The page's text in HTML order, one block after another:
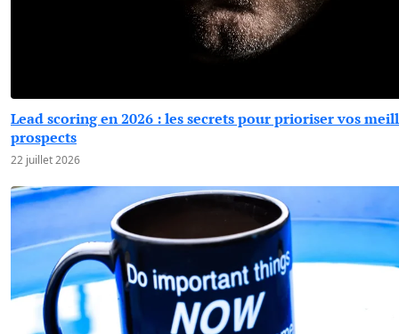
Lead scoring en 2026 : les secrets pour prioriser vos
prospects
22 juillet 2026